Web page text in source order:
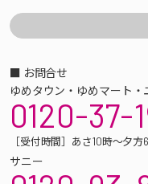
■ お問合せ
ゆめタウン・ゆめマート・
0120-37-
［受付時間］あさ10時～夕方
サニー